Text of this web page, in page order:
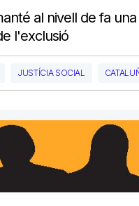
al nivell de fa
l'exclusió
JUSTÍCIA SOCIAL